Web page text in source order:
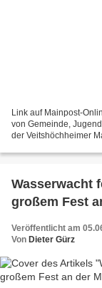
Link auf Mainpost-
von Gemeinde,
der Veitshöchheimer
Wasserwacht
großem Fest
Veröffentlicht am
Von Dieter Gürz